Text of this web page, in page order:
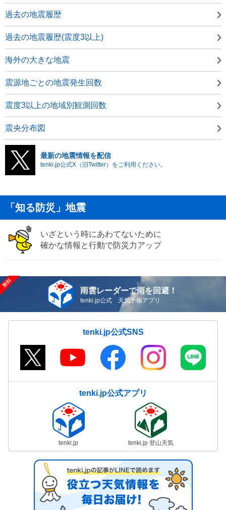
過去の地震履歴
過去の地震履歴(震度3以上)
海外の大きな地震
震源地ごとの地震発生回数
震度3以上の地域別観測回数
震央分布図
最新の地震情報を配信
tenki.jp公式X（旧Twitter）をご利用ください。
「知る防災」地震
いざという時にあわてないために
確かな情報と行動で防災力アップ
雨雲レーダーで雨を回避！
tenki.jp公式 天気予報アプリ
tenki.jp公式SNS
tenki.jp公式アプリ
tenki.jp tenki.jp 登山天気